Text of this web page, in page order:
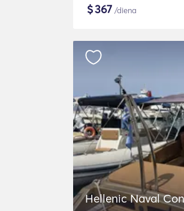
$367 /diena
Hellenic Naval